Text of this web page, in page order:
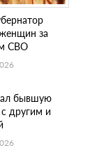
за
СВО
бывшую
другим и